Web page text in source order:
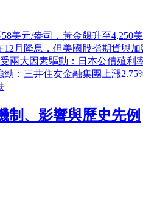
美元/盎司，黃金飆升至4,250
月降息，但美國股指期貨與
兩大因素驅動：日本公債殖
：三井住友金融集團上漲
制、影響與歷史先例